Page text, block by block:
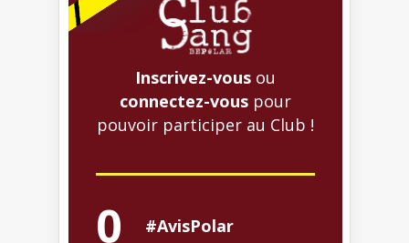
Inscrivez-vous ou
connectez-vous pour
pouvoir participer au Club !
0 #AvisPolar